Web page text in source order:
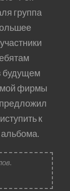
группа
будущем
фирмы
к
альбома.